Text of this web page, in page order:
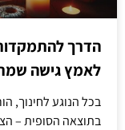
הדרך
לאמץ גישה
בכל הנוגע לחינוך,
בתוצאה הסופית –